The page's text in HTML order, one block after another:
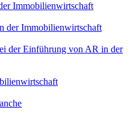
Immobilienwirtschaft
der Immobilienwirtschaft
der Einführung von AR in der